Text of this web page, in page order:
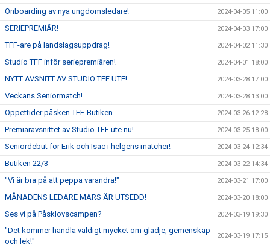
Onboarding av nya ungdomsledare! 2024-04-05 11:00
SERIEPREMIÄR! 2024-04-03 17:00
TFF-are på landslagsuppdrag! 2024-04-02 11:30
Studio TFF inför seriepremiären! 2024-04-01 18:00
NYTT AVSNITT AV STUDIO TFF UTE! 2024-03-28 17:00
Veckans Seniormatch! 2024-03-28 13:00
Öppettider påsken TFF-Butiken 2024-03-26 12:28
Premiäravsnittet av Studio TFF ute nu! 2024-03-25 18:00
Seniordebut för Erik och Isac i helgens matcher! 2024-03-24 12:34
Butiken 22/3 2024-03-22 14:34
"Vi är bra på att peppa varandra!" 2024-03-21 17:00
MÅNADENS LEDARE MARS ÄR UTSEDD! 2024-03-20 18:00
Ses vi på Påsklovscampen? 2024-03-19 19:30
"Det kommer handla väldigt mycket om glädje, gemenskap
och lek!"
2024-03-19 17:15